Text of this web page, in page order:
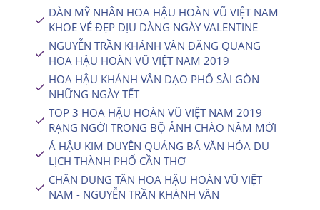
DÀN MỸ NHÂN HOA HẬU HOÀN VŨ VIỆT NAM
KHOE VẺ ĐẸP DỊU DÀNG NGÀY VALENTINE
NGUYỄN TRẦN KHÁNH VÂN ĐĂNG QUANG
HOA HẬU HOÀN VŨ VIỆT NAM 2019
HOA HẬU KHÁNH VÂN DẠO PHỐ SÀI GÒN
NHỮNG NGÀY TẾT
TOP 3 HOA HẬU HOÀN VŨ VIỆT NAM 2019
RẠNG NGỜI TRONG BỘ ẢNH CHÀO NĂM MỚI
Á HẬU KIM DUYÊN QUẢNG BÁ VĂN HÓA DU
LỊCH THÀNH PHỐ CẦN THƠ
CHÂN DUNG TÂN HOA HẬU HOÀN VŨ VIỆT
NAM - NGUYỄN TRẦN KHÁNH VÂN